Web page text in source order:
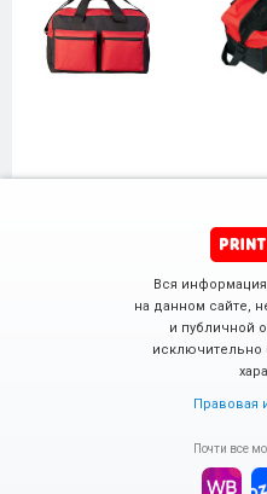
Вся
на данном сайте,
и публичной
исключительно
Правовая
Почти все